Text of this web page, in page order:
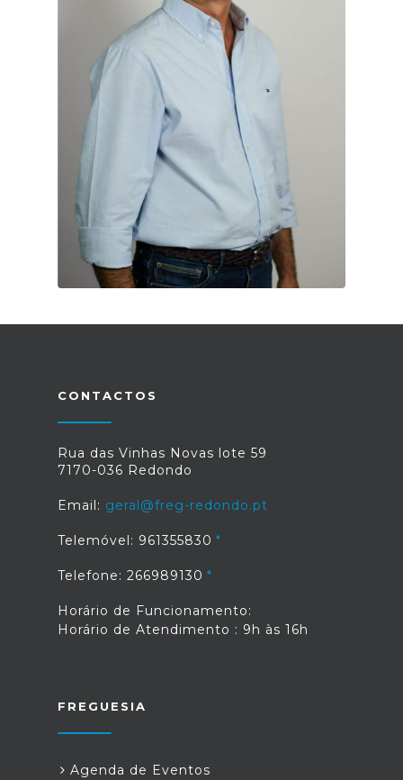
CONTACTOS
Rua das Vinhas Novas lote 59
7170-036 Redondo
Email: geral@freg-redondo.pt
Telemóvel: 961355830
Telefone: 266989130
Horário de Funcionamento:
Horário de Atendimento : 9h às 16h
FREGUESIA
Agenda de Eventos